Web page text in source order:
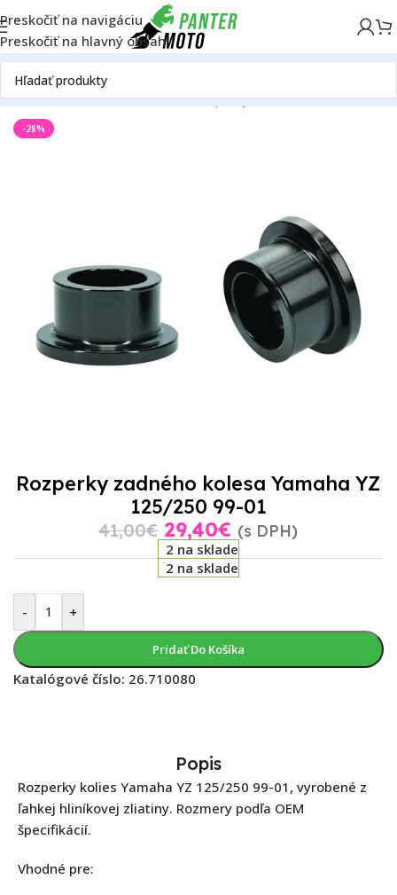
Preskočiť na navigáciu
Preskočiť na hlavný obsah
DomovOFF ROADRámKolesáRozperky
-28%
Rozperky zadného kolesa Yamaha YZ
125/250 99-01
41,00€ 29,40€ (s DPH)
2 na sklade
2 na sklade
- +
Pridať Do Košíka
Katalógové číslo: 26.710080
Popis
Rozperky kolies Yamaha YZ 125/250 99-01, vyrobené z
ľahkej hliníkovej zliatiny. Rozmery podľa OEM
špecifikácií.
Vhodné pre: